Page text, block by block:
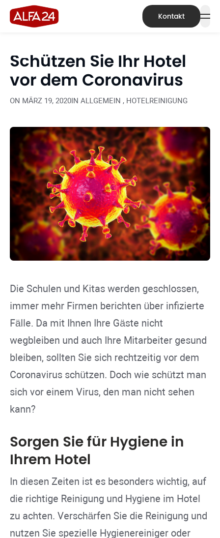
Kontakt
Schützen Sie Ihr Hotel
vor dem Coronavirus
ON MÄRZ 19, 2020IN ALLGEMEIN , HOTELREINIGUNG
Die Schulen und Kitas werden geschlossen,
immer mehr Firmen berichten über infizierte
Fälle. Da mit Ihnen Ihre Gäste nicht
wegbleiben und auch Ihre Mitarbeiter gesund
bleiben, sollten Sie sich rechtzeitig vor dem
Coronavirus schützen. Doch wie schützt man
sich vor einem Virus, den man nicht sehen
kann?
Sorgen Sie für Hygiene in
Ihrem Hotel
In diesen Zeiten ist es besonders wichtig, auf
die richtige Reinigung und Hygiene im Hotel
zu achten. Verschärfen Sie die Reinigung und
nutzen Sie spezielle Hygienereiniger oder